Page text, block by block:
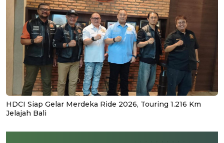
HDCI Siap Gelar Merdeka Ride 2026, Touring 1.216 Km
Jelajah Bali